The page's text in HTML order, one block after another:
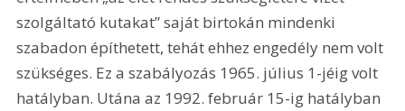
szolgáltató kutakat” saját birtokán mindenki
szabadon építhetett, tehát ehhez engedély nem volt
szükséges. Ez a szabályozás 1965. július 1-jéig volt
hatályban. Utána az 1992. február 15-ig hatályban